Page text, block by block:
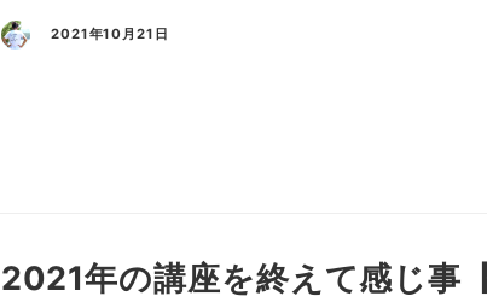
2021年10月21日
2021年の講座を終えて感じ事